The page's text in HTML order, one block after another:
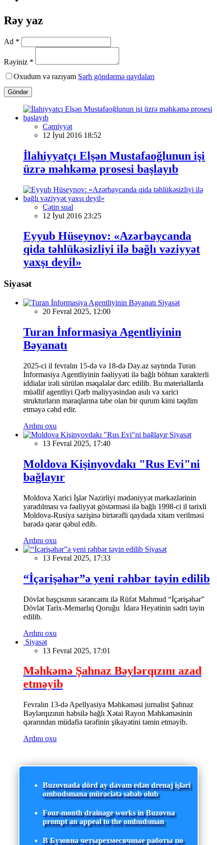
Rəy yaz
Ad *
Rəyiniz *
Oxudum və razıyam Şərh göndərmə qaydaları
Göndər
Cəmiyyət
12 İyul 2016 18:52
İlahiyyatçı Elşən Mustafaoğlunun işi
üzrə məhkəmə prosesi başlayıb
Çətin sual
12 İyul 2016 23:25
Eyyub Hüseynov: «Azərbaycanda
qida təhlükəsizliyi ilə bağlı vəziyyət
yaxşı deyil»
Siyasət
Siyasət
20 Fevral 2025, 12:00
Turan İnformasiya Agentliyinin
Bəyanatı
2025-ci il fevralın 15-də və 18-də Day.az saytında Turan
İnformasiya Agentliyinin fəaliyyəti ilə bağlı böhtan xarakterli
iddialar irəli sürülən məqalələr dərc edilib. Bu materiallarda
müəllif agentliyi Qərb maliyyəsindən asılı və xarici
strukturların maraqlarına tabe olan bir qurum kimi təqdim
etməyə cəhd edir.
Ardını oxu
Siyasət
13 Fevral 2025, 17:40
Moldova Kişinyovdakı "Rus Evi"ni
bağlayır
Moldova Xarici İşlər Nazirliyi mədəniyyət mərkəzlərinin
yaradılması və fəaliyyət göstərməsi ilə bağlı 1998-ci il tarixli
Moldova-Rusiya sazişinə birtərəfli qaydada xitam verilməsi
barədə qərar qəbul edib.
Ardını oxu
Siyasət
13 Fevral 2025, 17:33
“İçərişəhər”ə yeni rəhbər təyin edilib
Dövlət başçısının sərəncamı ilə Rüfət Mahmud “İçərişəhər”
Dövlət Tarix-Memarlıq Qoruğu İdarə Heyətinin sədri təyin
edilib.
Ardını oxu
Siyasət
13 Fevral 2025, 17:01
Məhkəmə Şahnaz Bəylərqızını azad
etməyib
Fevralın 13-də Apellyasiya Məhkəməsi jurnalist Şahnaz
Bəylərqızının həbsilə bağlı Xətai Rayon Məhkəməsinin
qərarından müdafiə tərəfinin şikayətini təmin etməyib.
Ardını oxu
Buzovnada dörd ay davam edən drenaj işləri
ombudsmana müraciətə səbəb olub
Four-month drainage works in Buzovna
prompt an appeal to the ombudsman
В Бузовна четырехмесячные работы по